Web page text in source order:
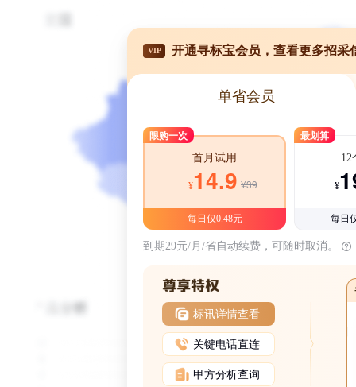
VIP 开通寻标宝会员，查看更多招采
单省会员
限购一次
首月试用
¥14.9 ¥39
每日仅0.48元
最划算
12
¥
每日
到期29元/月/省自动续费，可随时取消。
标讯详情查看
关键电话直连
甲方分析查询